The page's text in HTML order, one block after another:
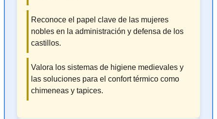
Reconoce el papel clave de las mujeres
nobles en la administración y defensa de los
castillos.
Valora los sistemas de higiene medievales y
las soluciones para el confort térmico como
chimeneas y tapices.